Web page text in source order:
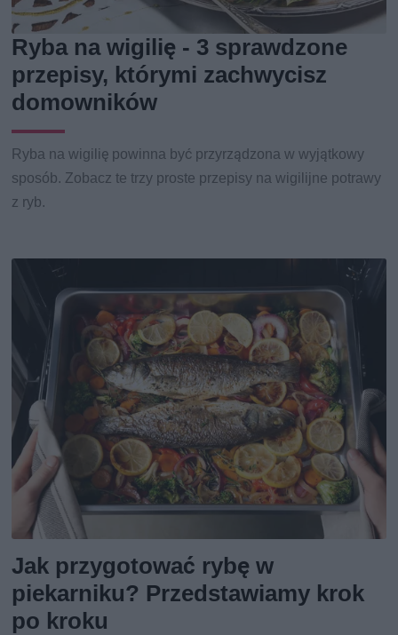
Ryba na wigilię - 3 sprawdzone
przepisy, którymi zachwycisz
domowników
Ryba na wigilię powinna być przyrządzona w wyjątkowy
sposób. Zobacz te trzy proste przepisy na wigilijne potrawy
z ryb.
Jak przygotować rybę w
piekarniku? Przedstawiamy krok
po kroku